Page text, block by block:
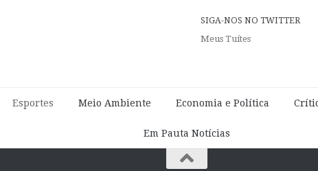
SIGA-NOS NO TWITTER
Meus Tuítes
Esportes Meio Ambiente Economia e Política
Em Pauta Notícias